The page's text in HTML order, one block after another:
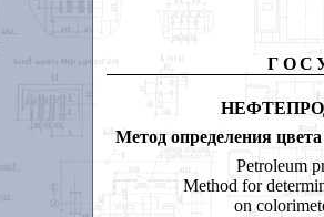
Метод определения
Petroleum
Method for
on